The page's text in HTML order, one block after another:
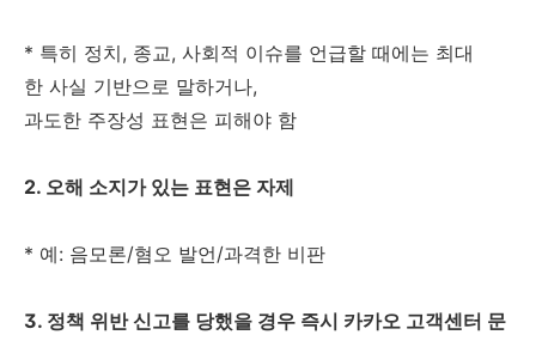
* 특히 정치, 종교, 사회적 이슈를 언급할 때에는 최대
한 사실 기반으로 말하거나,
과도한 주장성 표현은 피해야 함
2. 오해 소지가 있는 표현은 자제
* 예: 음모론/혐오 발언/과격한 비판
3. 정책 위반 신고를 당했을 경우 즉시 카카오 고객센터 문